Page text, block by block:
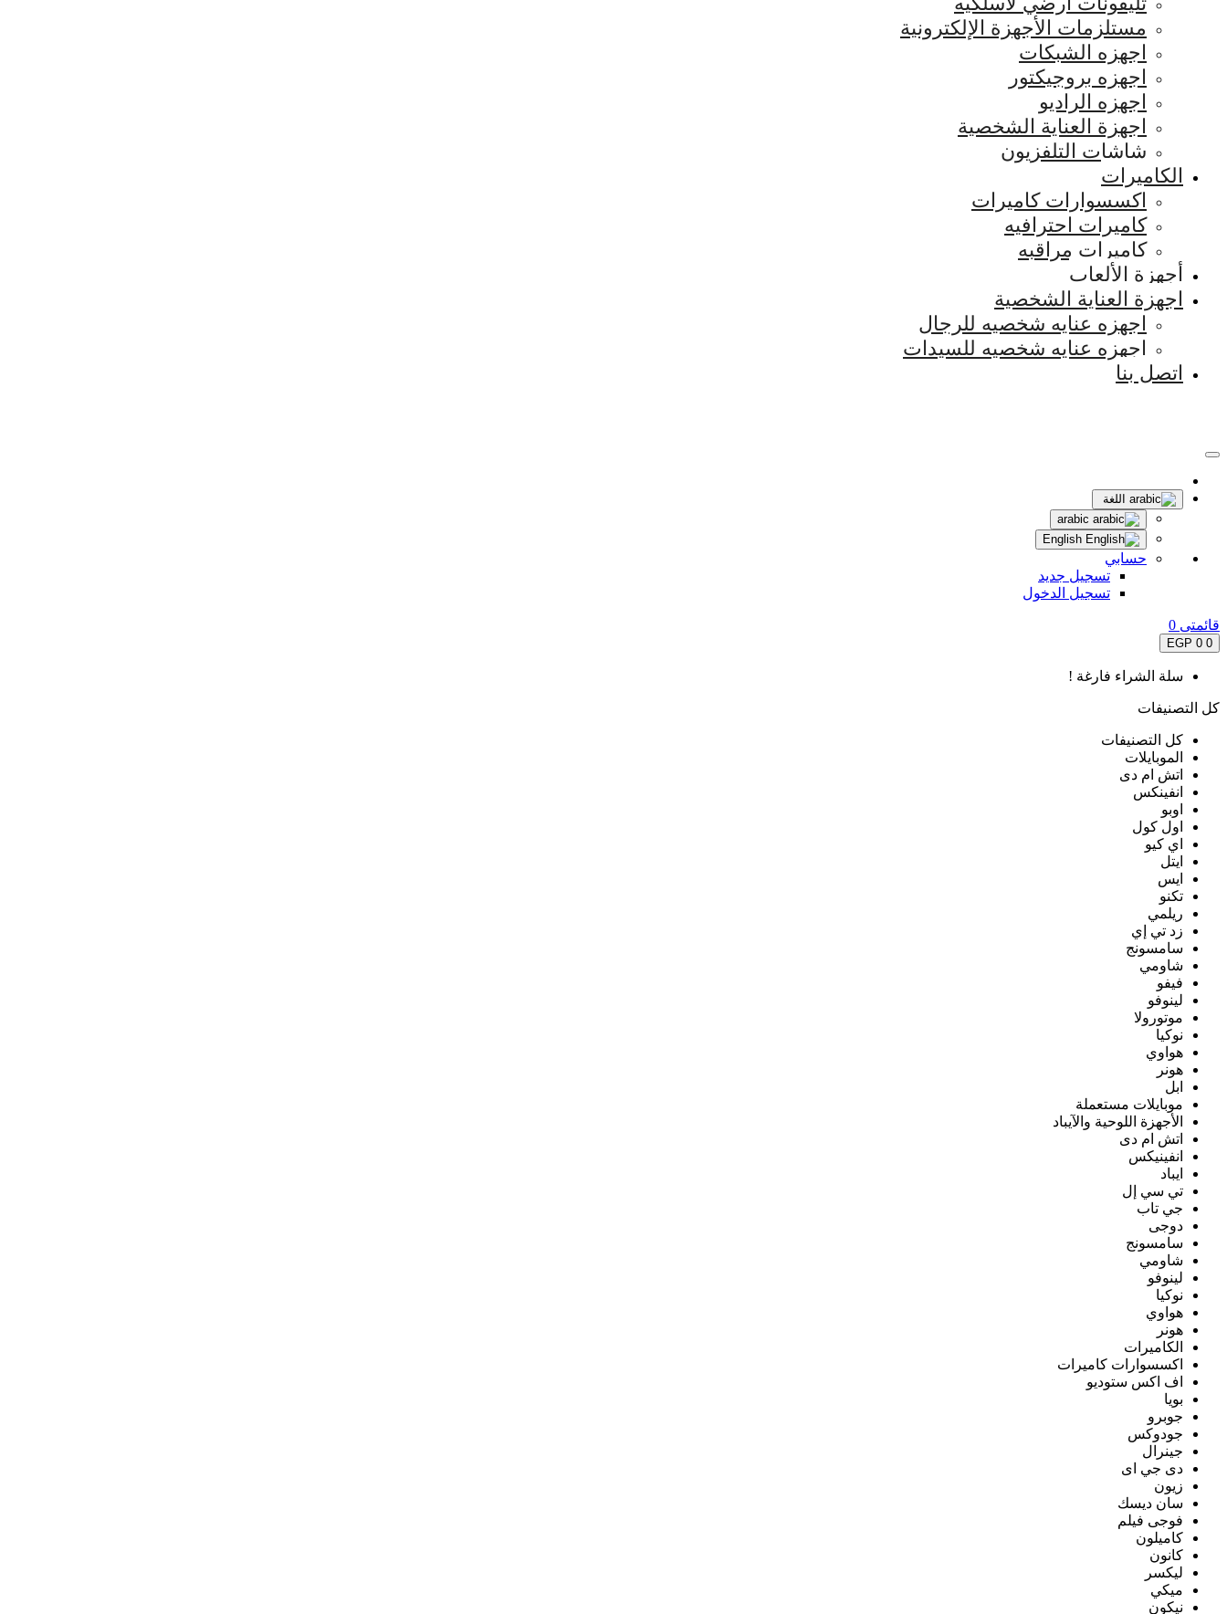
مستلزمات الأجهزة الإلكترونية
اجهزه الشبكات
اجهزه بروجيكتور
اجهزه الراديو
اجهزة العناية الشخصية
شاشات التلفزيون
الكاميرات
اكسسوارات كاميرات
كاميرات احترافيه
كاميرات مراقبه
أجهزة الألعاب
اجهزة العناية الشخصية
اجهزه عنايه شخصيه للرجال
اجهزه عنايه شخصيه للسيدات
اتصل بنا
اللغة
حسابي
تسجيل جديد
تسجيل الدخول
قائمتى 0
0
0 EGP
سلة الشراء فارغة !
كل التصنيفات
كل التصنيفات
الموبايلات
اتش ام دى
انفينكس
اوبو
اول كول
اي كيو
ايتل
ايس
تكنو
ريلمي
زد تي إي
سامسونج
شاومي
فيفو
لينوفو
موتورولا
نوكيا
هواوي
هونر
ابل
موبايلات مستعملة
الأجهزة اللوحية والآيباد
اتش ام دى
انفينيكس
ايباد
تي سي إل
جي تاب
دوجى
سامسونج
شاومي
لينوفو
نوكيا
هواوي
هونر
الكاميرات
اكسسوارات كاميرات
اف اكس ستوديو
بويا
جوبرو
جودوكس
جينرال
دى جي اى
زيون
سان ديسك
فوجى فيلم
كاميلون
كانون
ليكسر
ميكي
نيكون